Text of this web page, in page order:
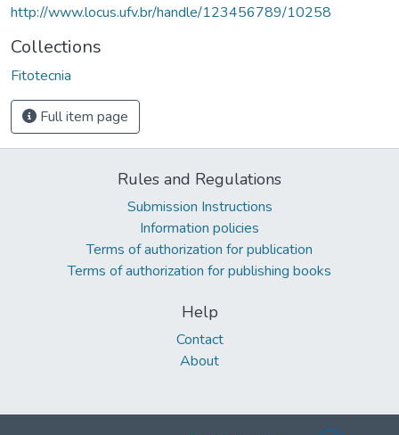
http://www.locus.ufv.br/handle/123456789/10258
Collections
Fitotecnia
Full item page
Rules and Regulations
Submission Instructions
Information policies
Terms of authorization for publication
Terms of authorization for publishing books
Help
Contact
About